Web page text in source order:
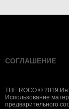
СОГЛАШЕНИЕ
THE ROCO © 2019
Использование
предварительного